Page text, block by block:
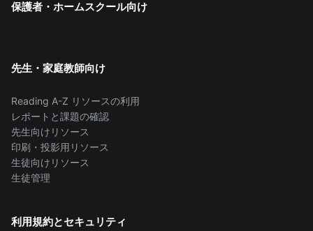
保護者・ホームスクール向け
先生・家庭教師向け
Reading A-Z リソースの利用
レポートと課題の確認
先生向けリソース
印刷・投影用リソース
生徒向けリソース
生徒管理
利用規約とセキュリティ